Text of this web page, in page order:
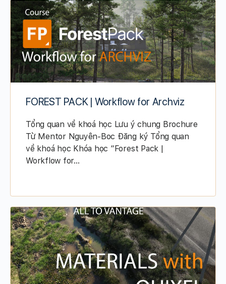
FOREST PACK | Workflow for Archviz
Tổng quan về khoá học Lưu ý chung Brochure
Từ Mentor Nguyên-Boc Đăng ký Tổng quan
về khoá học Khóa học “Forest Pack |
Workflow for…